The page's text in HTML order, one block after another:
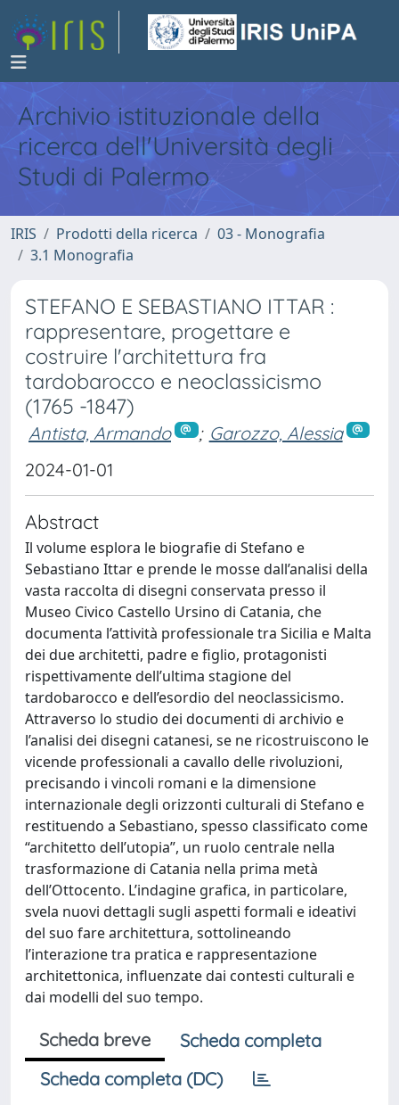
Archivio istituzionale della
ricerca dell'Università degli
Studi di Palermo
IRIS Prodotti della ricerca
03 - Monografia
3.1 Monografia
STEFANO E SEBASTIANO ITTAR :
rappresentare, progettare e
costruire l'architettura fra
tardobarocco e neoclassicismo
(1765 -1847)
Antista, Armando ; Garozzo, Alessia
2024-01-01
Abstract
Il volume esplora le biografie di Stefano e
Sebastiano Ittar e prende le mosse dall’analisi della
vasta raccolta di disegni conservata presso il
Museo Civico Castello Ursino di Catania, che
documenta l’attività professionale tra Sicilia e Malta
dei due architetti, padre e figlio, protagonisti
rispettivamente dell’ultima stagione del
tardobarocco e dell’esordio del neoclassicismo.
Attraverso lo studio dei documenti di archivio e
l’analisi dei disegni catanesi, se ne ricostruiscono le
vicende professionali a cavallo delle rivoluzioni,
precisando i vincoli romani e la dimensione
internazionale degli orizzonti culturali di Stefano e
restituendo a Sebastiano, spesso classificato come
“architetto dell’utopia”, un ruolo centrale nella
trasformazione di Catania nella prima metà
dell’Ottocento. L’indagine grafica, in particolare,
svela nuovi dettagli sugli aspetti formali e ideativi
del suo fare architettura, sottolineando
l’interazione tra pratica e rappresentazione
architettonica, influenzate dai contesti culturali e
dai modelli del suo tempo.
Scheda breve
Scheda completa
Scheda completa (DC)